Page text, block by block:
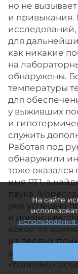
но не
и
для
как никакие
на
обнаружены.
температуры
для
у выживших
и
служить
Работая под
обнаружили
тоже оказался
имя PT1, а
паука
уже успешно
и
какое-то
из первых
«болевые»
На сайте
использования